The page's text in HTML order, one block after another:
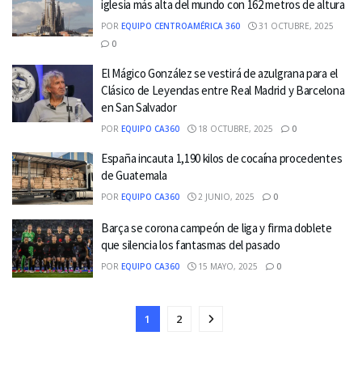
iglesia más alta del mundo con 162 metros de altura
POR EQUIPO CENTROAMÉRICA 360
31 OCTUBRE, 2025
0
El Mágico González se vestirá de azulgrana para el
Clásico de Leyendas entre Real Madrid y Barcelona
en San Salvador
POR EQUIPO CA360 18 OCTUBRE, 2025 0
España incauta 1,190 kilos de cocaína procedentes
de Guatemala
POR EQUIPO CA360 2 JUNIO, 2025 0
Barça se corona campeón de liga y firma doblete
que silencia los fantasmas del pasado
POR EQUIPO CA360 15 MAYO, 2025 0
1 2